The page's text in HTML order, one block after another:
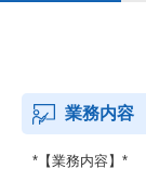
業務内容
*【業務内容】*